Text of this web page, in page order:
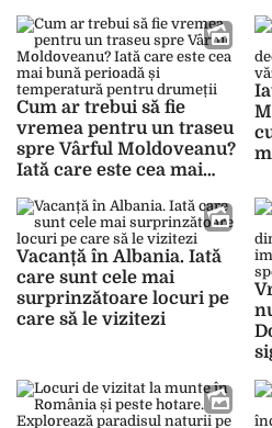
Cum ar trebui să fie
vremea pentru un traseu
spre Vârful Moldoveanu?
Iată care este cea mai
temperatură pentru
drumeții
Vacanță în Albania. Iată
care sunt cele mai
surprinzătoare locuri pe
care să le vizitezi